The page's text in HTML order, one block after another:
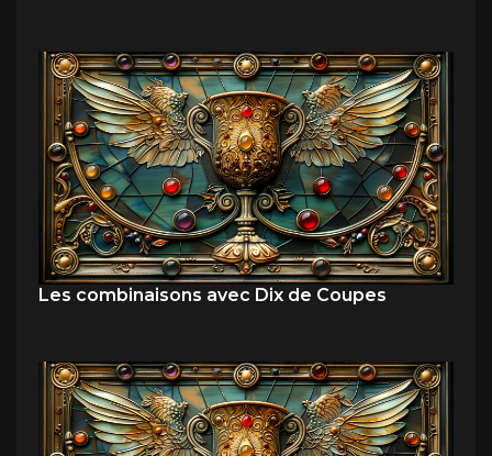
Les combinaisons avec Dix de Coupes